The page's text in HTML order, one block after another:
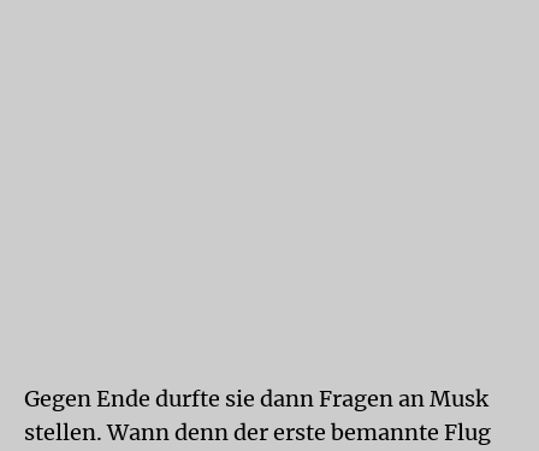
Gegen Ende durfte sie dann Fragen an Musk
stellen. Wann denn der erste bemannte Flug